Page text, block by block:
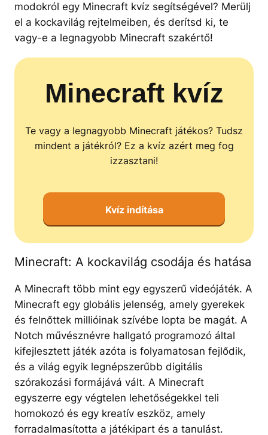
modokról egy Minecraft kvíz segítségével? Merülj
el a kockavilág rejtelmeiben, és derítsd ki, te
vagy-e a legnagyobb Minecraft szakértő!
Minecraft kvíz
Te vagy a legnagyobb Minecraft játékos? Tudsz
mindent a játékról? Ez a kvíz azért meg fog
izzasztani!
Kvíz indítása
Minecraft: A kockavilág csodája és hatása
A Minecraft több mint egy egyszerű videójáték. A
Minecraft egy globális jelenség, amely gyerekek
és felnőttek millióinak szívébe lopta be magát. A
Notch művésznévre hallgató programozó által
kifejlesztett játék azóta is folyamatosan fejlődik,
és a világ egyik legnépszerűbb digitális
szórakozási formájává vált. A Minecraft
egyszerre egy végtelen lehetőségekkel teli
homokozó és egy kreatív eszköz, amely
forradalmasította a játékipart és a tanulást.